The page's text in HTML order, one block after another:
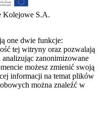
Kolejowe S.A.
one dwie funkcje:
tej witryny oraz pozwalają
analizując zanonimizowane
możesz zmienić swoją
informacji na temat plików
można znaleźć w